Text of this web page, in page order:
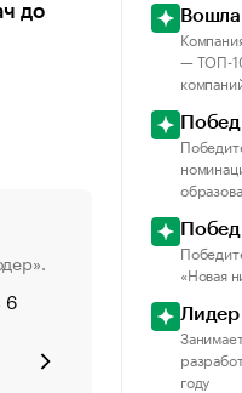
до
6
— ТОП-
«Новая
Лидер
году